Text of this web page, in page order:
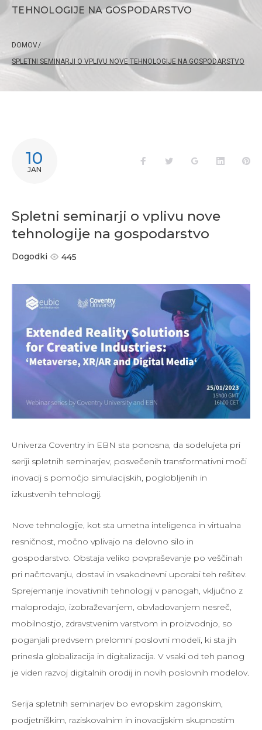
TEHNOLOGIJE NA GOSPODARSTVO
DOMOV/
SPLETNI SEMINARJI O VPLIVU NOVE TEHNOLOGIJE NA GOSPODARSTVO
10
JAN
FacebookTwitter Google+LinkedIn
Spletni seminarji o vplivu nove
tehnologije na gospodarstvo
Dogodki 445
Univerza Coventry in EBN sta ponosna, da sodelujeta pri
seriji spletnih seminarjev, posvečenih transformativni moči
inovacij s pomočjo simulacijskih, poglobljenih in
izkustvenih tehnologij.
Nove tehnologije, kot sta umetna inteligenca in virtualna
resničnost, močno vplivajo na delovno silo in
gospodarstvo. Obstaja veliko povpraševanje po veščinah
pri načrtovanju, dostavi in vsakodnevni uporabi teh rešitev.
Sprejemanje inovativnih tehnologij v panogah, vključno z
maloprodajo, izobraževanjem, obvladovanjem nesreč,
mobilnostjo, zdravstvenim varstvom in proizvodnjo, so
poganjali predvsem prelomni poslovni modeli, ki sta jih
prinesla globalizacija in digitalizacija. V vsaki od teh panog
je viden razvoj digitalnih orodij in novih poslovnih modelov.
Serija spletnih seminarjev bo evropskim zagonskim,
podjetniškim, raziskovalnim in inovacijskim skupnostim